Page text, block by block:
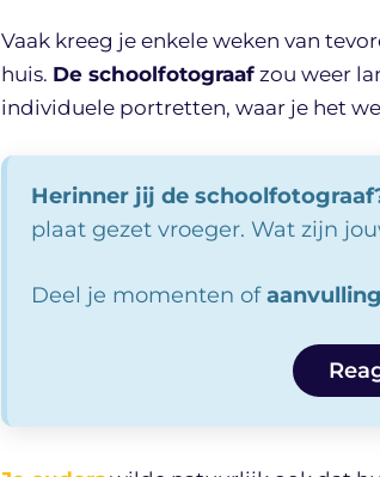
Vaak kreeg je enkele weken van
huis. De schoolfotograafzou weer
individuele portretten, waar je het
Herinner jij de
plaat gezet vroeger. Wat zijn
Deel je momenten of